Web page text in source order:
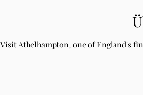
Visit Athelhampton, one of England's